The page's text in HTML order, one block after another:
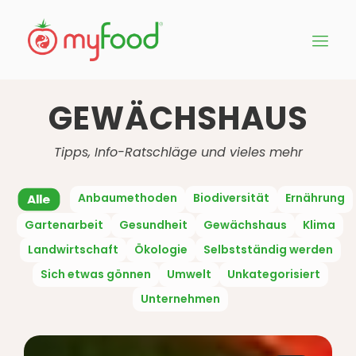
GEWÄCHSHAUS
Tipps, Info-Ratschläge und vieles mehr
Alle Anbaumethoden Biodiversität
Ernährung
Gartenarbeit
Gesundheit Gewächshaus
Klima
Landwirtschaft
Ökologie
Selbstständig werden
Sich etwas gönnen
Umwelt
Unkategorisiert
Unternehmen